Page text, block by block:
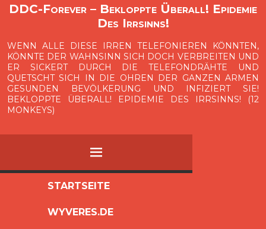
DDC-Forever – Bekloppte Überall! Epidemie
Des Irrsinns!
WENN ALLE DIESE IRREN TELEFONIEREN KÖNNTEN,
KÖNNTE DER WAHNSINN SICH DOCH VERBREITEN UND
ER SICKERT DURCH DIE TELEFONDRÄHTE UND
QUETSCHT SICH IN DIE OHREN DER GANZEN ARMEN
GESUNDEN BEVÖLKERUNG UND INFIZIERT SIE!
BEKLOPPTE ÜBERALL! EPIDEMIE DES IRRSINNS! (12
MONKEYS)
MENÜ
SPRINGEN
STARTSEITE
WYVERES.DE